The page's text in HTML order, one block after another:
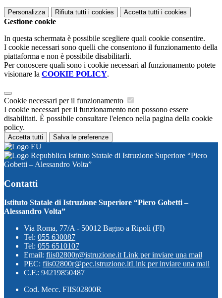
Personalizza Rifiuta tutti i cookies Accetta tutti i cookies
Gestione cookie
In questa schermata è possibile scegliere quali cookie consentire.
I cookie necessari sono quelli che consentono il funzionamento della
piattaforma e non è possibile disabilitarli.
Per conoscere quali sono i cookie necessari al funzionamento potete
visionare la COOKIE POLICY.
Cookie necessari per il funzionamento
I cookie necessari per il funzionamento non possono essere
disabilitati. È possibile consultare l'elenco nella pagina della cookie
policy.
Accetta tutti Salva le preferenze
Istituto Statale di Istruzione Superiore “Piero
Gobetti – Alessandro Volta”
Contatti
Istituto Statale di Istruzione Superiore “Piero Gobetti –
Alessandro Volta”
Via Roma, 77/A - 50012 Bagno a Ripoli (FI)
Tel: 055 630087
Tel: 055 6510107
Email: fiis02800r@istruzione.it Link per inviare una mail
PEC: fiis02800r@pec.istruzione.itLink per inviare una mail
C.F.: 94219850487
Cod. Mecc. FIIS02800R